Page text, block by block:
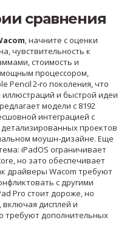
сравнения
, начните с оценки
чувствительность к
стоимость и
мощным процессором,
Pencil 2‑го поколения, что
и быстрой идеи
модели с 8192
интеграцией с
проектов
моушн‑дизайне. Еще
iPadOS ограничивает
но зато обеспечивает
драйверы Wacom требуют
с другими
Pro стоит дороже, но
дисплей и
требуют дополнительных